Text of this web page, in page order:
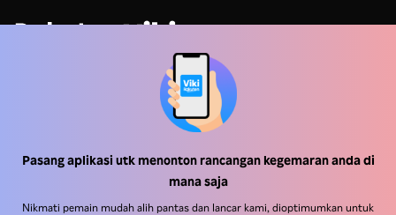
Pasang aplikasi utk menonton rancangan kegemaran anda di
mana saja
Nikmati pemain mudah alih pantas dan lancar kami, dioptimumkan untuk
Pusat Bantuan